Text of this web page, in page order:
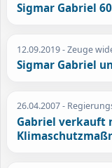
Sigmar Gabriel
12.09.2019- Zeuge
Sigmar Gabriel
26.04.2007-
Gabriel verkauft